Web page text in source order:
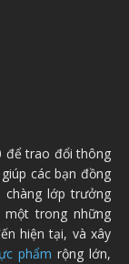
để trao đổi thông
các bạn đồng
lớp trưởng
một trong những
hiện tại, và xây
phẩm rộng lớn,